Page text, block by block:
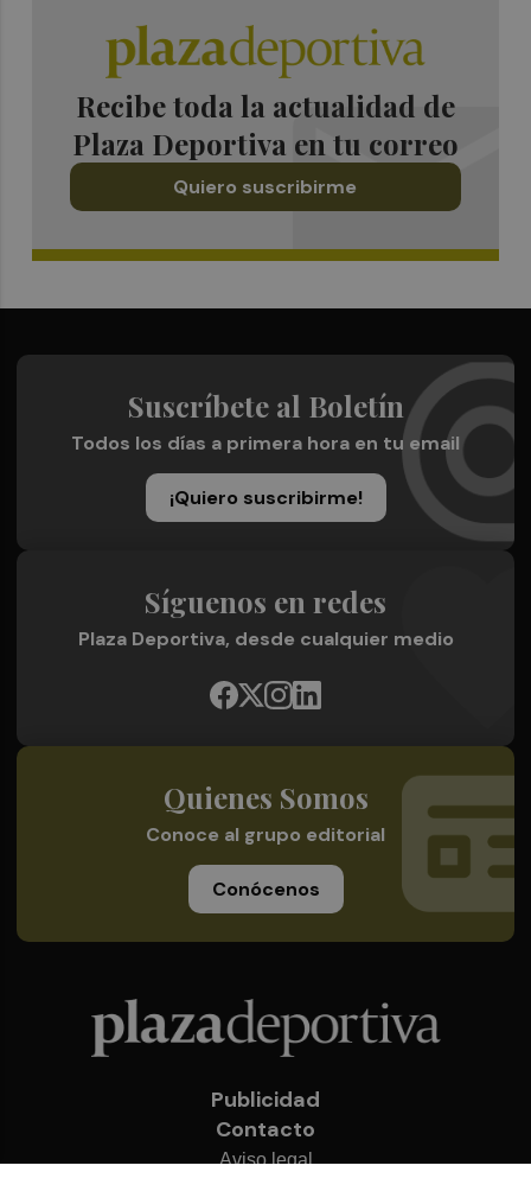
Recibe toda la actualidad de
Plaza Deportiva en tu correo
Quiero suscribirme
Suscríbete al Boletín
Todos los días a primera hora en tu email
¡Quiero suscribirme!
Síguenos en redes
Plaza Deportiva, desde cualquier medio
Quienes Somos
Conoce al grupo editorial
Conócenos
Publicidad
Contacto
Aviso legal